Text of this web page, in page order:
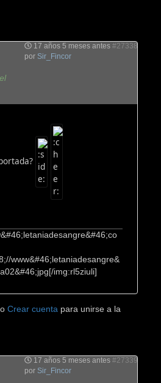
17 años 5 meses antes #27338
por Sir_Fincor
www&#46;letaniadesangre&
img:rl5ziuli]
oCrear cuenta para unirse a la
17 años 5 meses antes #27339
por Sir_Fincor